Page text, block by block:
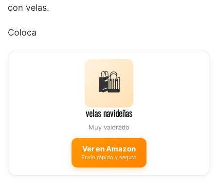
con velas.
Coloca
🛍️
velas navideñas
Muy valorado
Ver en Amazon
Envío rápido y seguro